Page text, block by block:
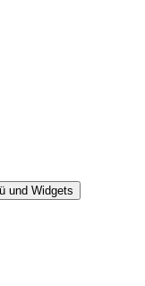
und Widgets